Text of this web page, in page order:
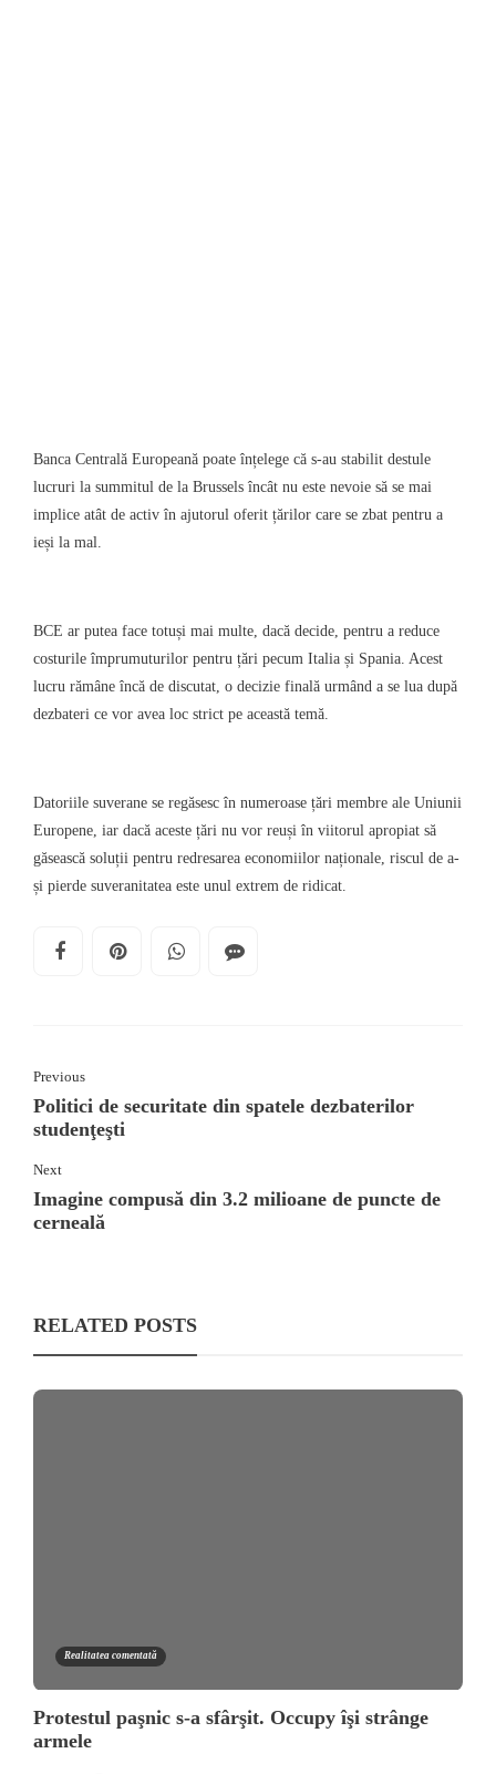
Banca Centrală Europeană poate înțelege că s-au stabilit destule
lucruri la summitul de la Brussels încât nu este nevoie să se mai
implice atât de activ în ajutorul oferit țărilor care se zbat pentru a
ieși la mal.
BCE ar putea face totuși mai multe, dacă decide, pentru a reduce
costurile împrumuturilor pentru țări pecum Italia și Spania. Acest
lucru rămâne încă de discutat, o decizie finală urmând a se lua după
dezbateri ce vor avea loc strict pe această temă.
Datoriile suverane se regăsesc în numeroase țări membre ale Uniunii
Europene, iar dacă aceste țări nu vor reuși în viitorul apropiat să
găsească soluții pentru redresarea economiilor naționale, riscul de a-
și pierde suveranitatea este unul extrem de ridicat.
Previous
Politici de securitate din spatele dezbaterilor
studenţeşti
Next
Imagine compusă din 3.2 milioane de puncte de
cerneală
RELATED POSTS
Realitatea comentată
Protestul paşnic s-a sfârşit. Occupy îşi strânge
armele